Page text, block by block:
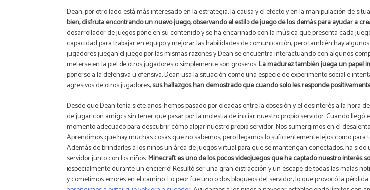
Dean, por otro lado, está más interesado en la estrategia, la causa y el efecto y en la manipulación de
bien, disfruta encontrando un nuevo juego, observando el estilo de juego de los demás para ayudar a
desarrollador de juegos pone en su contenido y se ha encariñado con la música que presenta cada
capacidad para trabajar en equipo y mejorar las habilidades de comunicación, pero también hay
jugadores juegan el juego por las mismas razones y Dean se encuentra interactuando con algunos
meterse en la piel de otros jugadores o simplemente son groseros.La madurez también juega un papel
ponerse a la defensiva u ofensiva, Dean usa la situación como una especie de experimento social e
agresivos de otros jugadores,sus hallazgos han demostrado que cuando solo les responde
Desde que Dean tenía siete años, hemos pasado por oleadas entre la obsesión y el desinterés a la
de jugar con amigos sin tener que pasar por la molestia de iniciar nuestro propio servidor. Cuando llegó
momento adecuado para descubrir cómo alojar nuestro propio servidor. Nos sumergimos en el
Aprendimos que hay muchas cosas que no sabemos, pero llegamos lo suficientemente lejos como
Además de brindarles a los niños un área de juegos virtual para que se mantengan conectados, ha
servidor junto con los niños.Minecraft es uno de los pocos videojuegos que ha captado nuestro interés
¡especialmente durante un encierro! Resultó ser una gran distracción y un escape de todas las malas
y cometimos errores en el camino. Lo peor fue uno o dos bloqueos del servidor, lo que provocó la